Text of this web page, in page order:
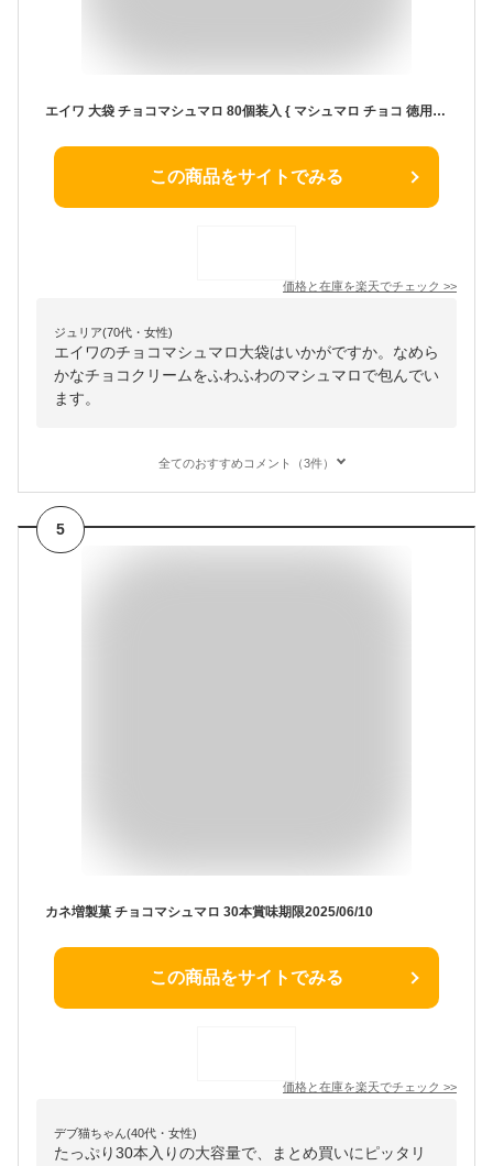
エイワ 大袋 チョコマシュマロ 80個装入 { マシュマロ チョコ 徳用 業務用 駄菓子 お菓子 おかし おやつ 景品 お祭り 縁日 問屋 子供 子供会 自治会 詰め合わせ 大量 まとめ買い 保育園 幼稚園 パーティー イベント 配布 } 大袋菓子
この商品をサイトでみる
価格と在庫を楽天でチェック >>
ジュリア(70代・女性)
エイワのチョコマシュマロ大袋はいかがですか。なめら
かなチョコクリームをふわふわのマシュマロで包んでい
ます。
全てのおすすめコメント（3件）
5
カネ増製菓 チョコマシュマロ 30本賞味期限2025/06/10
この商品をサイトでみる
価格と在庫を楽天でチェック >>
デブ猫ちゃん(40代・女性)
たっぷり30本入りの大容量で、まとめ買いにピッタリ